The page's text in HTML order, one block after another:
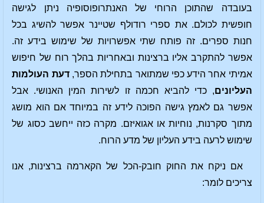
בעובדה שהתוכן הרוחי של האנתרופוסופיה ניתן לגישה
חופשית לכולם. את ספרי רודולף שטיינר אפשר להשיג בכל
חנות ספרים. זה פותח שתי אפשרויות של שימוש בידע זה.
אפשר להתקרב אליו ברצינות ובאחריות בהלך רוח של חיפוש
אמיתי אחר הידע כפי שמתואר בתחילת הספר,דעת העולמות
העליונים, כדי להביא חכמה זו לשירות המין האנושי. אבל
אפשר גם לאמץ גישה הפוכה לידע זה במיוחד אם הוא מושג
מתוך סקרנות, נוחיות או אגואיזם. מקרה כזה ייחשב כסוג של
שימוש לרעה בידע העליון של מדע הרוח.
אם ניקח את החוק חובק-הכל של הקארמה ברצינות, אנו
צריכים לומר: